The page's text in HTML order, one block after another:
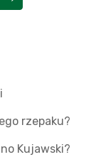
rzepaku?
Kujawski?